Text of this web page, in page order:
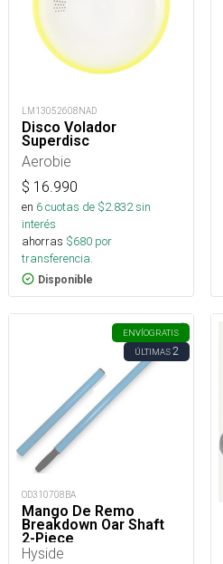
LM13052608NAD
Disco Volador
Superdisc
Aerobie
$ 16.990
en 6cuotas de $2.832sin
interés
ahorras $680 por
transferencia.
Disponible
ENVÍOGRATIS
ÚLTIMAS2
OD310708BA
Mango De Remo
Breakdown Oar Shaft
2-Piece
Hyside